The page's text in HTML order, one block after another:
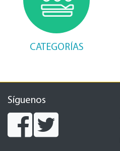
CATEGORÍAS
Síguenos